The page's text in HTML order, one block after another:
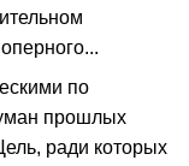
по
прошлых
ради которых